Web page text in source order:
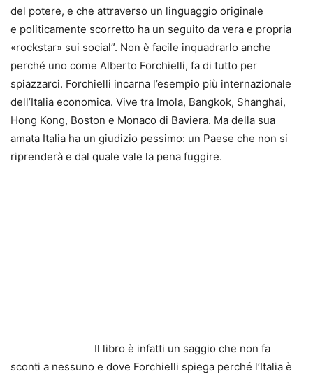
del potere, e che attraverso un linguaggio originale
e politicamente scorretto ha un seguito da vera e propria
«rockstar» sui social”. Non è facile inquadrarlo anche
perché uno come Alberto Forchielli, fa di tutto per
spiazzarci. Forchielli incarna l’esempio più internazionale
dell’Italia economica. Vive tra Imola, Bangkok, Shanghai,
Hong Kong, Boston e Monaco di Baviera. Ma della sua
amata Italia ha un giudizio pessimo: un Paese che non si
riprenderà e dal quale vale la pena fuggire.
Il libro è infatti un saggio che non fa
sconti a nessuno e dove Forchielli spiega perché l’Italia è